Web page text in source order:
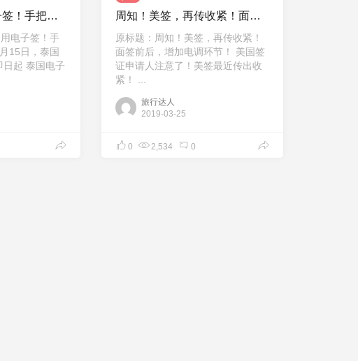
泰国正式启用电子签！手把手教你申请指南
电子签！手
15日，泰国
日起 泰国电子
周知！美签，再传收紧！面签前后，增加电调环节！
原标题：周知！美签，再传收紧！
面签前后，增加电调环节！ 美国签
证申请人注意了️！美签最近传出收
紧！ ...
旅行达人
2019-03-25
0 2,534 0